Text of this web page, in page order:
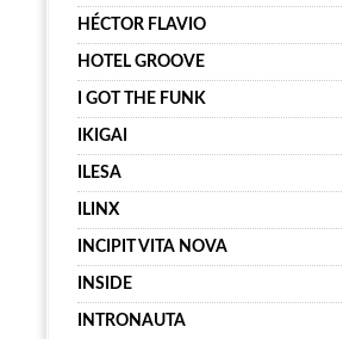
HÉCTOR FLAVIO
HOTEL GROOVE
I GOT THE FUNK
IKIGAI
ILESA
ILINX
INCIPIT VITA NOVA
INSIDE
INTRONAUTA